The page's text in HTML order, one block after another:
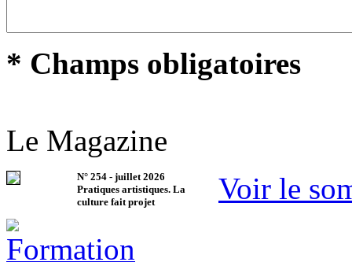
* Champs obligatoires
Le Magazine
N° 254 - juillet 2026
Pratiques artistiques. La
culture fait projet
Voir le